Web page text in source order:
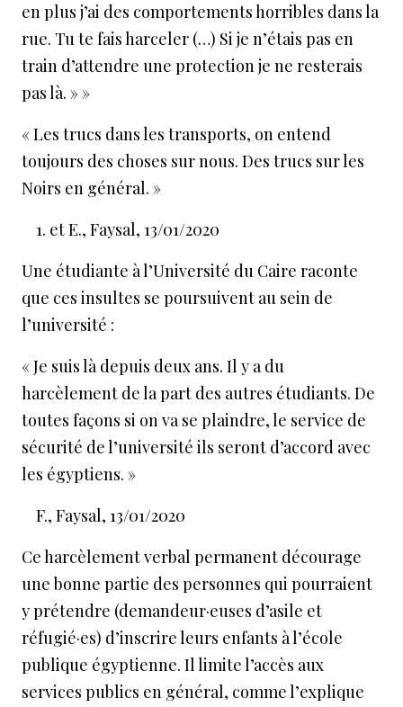
en plus j’ai des comportements horribles dans la
rue. Tu te fais harceler (…) Si je n’étais pas en
train d’attendre une protection je ne resterais
pas là. » »
« Les trucs dans les transports, on entend
toujours des choses sur nous. Des trucs sur les
Noirs en général. »
et E., Faysal, 13/01/2020
Une étudiante à l’Université du Caire raconte
que ces insultes se poursuivent au sein de
l’université :
« Je suis là depuis deux ans. Il y a du
harcèlement de la part des autres étudiants. De
toutes façons si on va se plaindre, le service de
sécurité de l’université ils seront d’accord avec
les égyptiens. »
F., Faysal, 13/01/2020
Ce harcèlement verbal permanent décourage
une bonne partie des personnes qui pourraient
y prétendre (demandeur·euses d’asile et
réfugié·es) d’inscrire leurs enfants à l’école
publique égyptienne. Il limite l’accès aux
services publics en général, comme l’explique